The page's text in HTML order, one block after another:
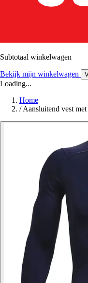
Subtotaal winkelwagen
Bekijk mijn winkelwagen
Loading...
Home
/ Aansluitend vest